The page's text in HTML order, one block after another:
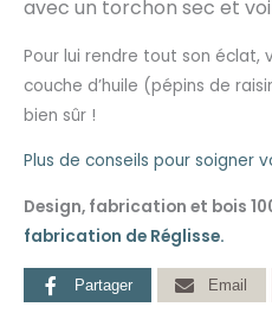
avec un torchon sec et
Pour lui rendre tout son éclat,
couche d’huile (pépins de
bien sûr !
Plus de conseils pour soigner
Design, fabrication et bois
fabrication de Réglisse.
Partager Email